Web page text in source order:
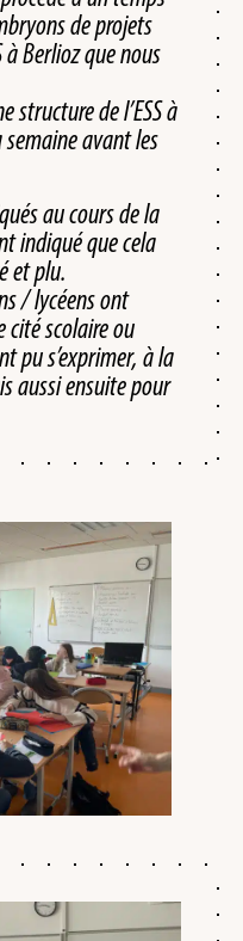
de projets
à Berlioz que nous
structure de l’ESS à
avant les
au cours de la
indiqué que cela
et plu.
/ lycéens ont
cité scolaire ou
pu s’exprimer, à la
aussi ensuite pour